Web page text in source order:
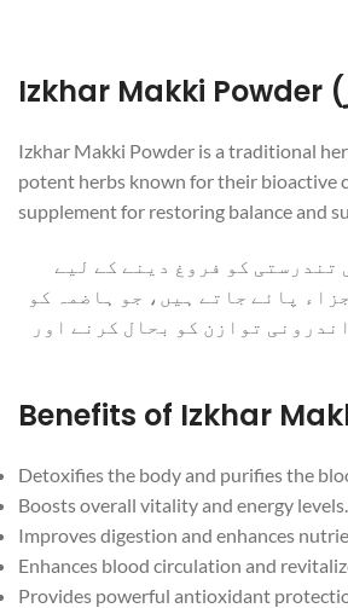
Izkhar Makki Powder is a traditional
potent herbs known for their bioactive
supplement for restoring balance and
کو فروغ دینے کے لیے
پائے جاتے ہیں، جو ہاضمہ کو
توازن کو بحال کرنے اور
Detoxifies the body and purifies the
Boosts overall vitality and energy levels.
Improves digestion and enhances
Enhances blood circulation and
Provides powerful antioxidant